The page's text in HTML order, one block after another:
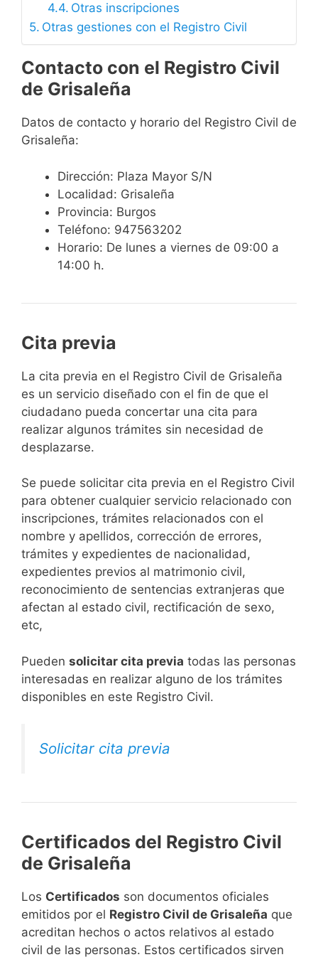
Otras inscripciones
Otras gestiones con el Registro Civil
Contacto con el Registro Civil
de Grisaleña
Datos de contacto y horario del Registro Civil de
Grisaleña:
Dirección: Plaza Mayor S/N
Localidad: Grisaleña
Provincia: Burgos
Teléfono: 947563202
Horario: De lunes a viernes de 09:00 a
14:00 h.
Cita previa
​​​​​​​​​​​​​​​​​​​​​​​​​​​​La cita previa en el Registro Civil de Grisaleña
es un servicio diseñado con el fin de que el
ciudadano pueda concertar una cita para
realizar algunos trámites sin necesidad de
desplazarse.​
Se puede solicitar cita previa en el Registro Civil
para obtener cualquier servicio relacionado con
inscripciones, trámites relacionados con el
nombre y apellidos, corrección de errores,
trámites y expedientes de nacionalidad,
expedientes previos al matrimonio civil,
reconocimiento de sentencias extranjeras que
afectan al estado civil, rectificación de sexo,
etc,
​Pueden solicitar cita previa todas las personas
interesadas en realizar alguno de los trámites
disponibles en este Registro Civil.​
Solicitar cita previa
Certificados del Registro Civil
de Grisaleña
Los Certificados son documentos oficiales
emitidos por el Registro Civil de Grisaleña que
acreditan hechos o actos relativos al estado
civil de las personas. Estos certificados sirven